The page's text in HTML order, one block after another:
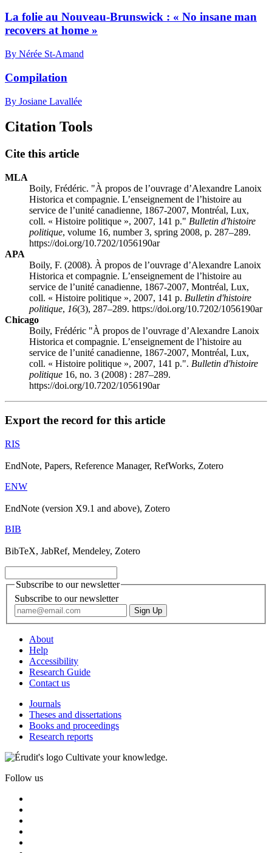
La folie au Nouveau-Brunswick : « No insane man
recovers at home »
By Nérée St-Amand
Compilation
By Josiane Lavallée
Citation Tools
Cite this article
MLA
Boily, Frédéric. "À propos de l’ouvrage d’Alexandre Lanoix
Historica et compagnie. L’enseignement de l’histoire au
service de l’unité canadienne, 1867-2007, Montréal, Lux,
coll. « Histoire politique », 2007, 141 p." Bulletin d'histoire
politique, volume 16, number 3, spring 2008, p. 287–289.
https://doi.org/10.7202/1056190ar
APA
Boily, F. (2008). À propos de l’ouvrage d’Alexandre Lanoix
Historica et compagnie. L’enseignement de l’histoire au
service de l’unité canadienne, 1867-2007, Montréal, Lux,
coll. « Histoire politique », 2007, 141 p. Bulletin d'histoire
politique, 16(3), 287–289. https://doi.org/10.7202/1056190ar
Chicago
Boily, Frédéric "À propos de l’ouvrage d’Alexandre Lanoix
Historica et compagnie. L’enseignement de l’histoire au
service de l’unité canadienne, 1867-2007, Montréal, Lux,
coll. « Histoire politique », 2007, 141 p.". Bulletin d'histoire
politique 16, no. 3 (2008) : 287–289.
https://doi.org/10.7202/1056190ar
Export the record for this article
RIS
EndNote, Papers, Reference Manager, RefWorks, Zotero
ENW
EndNote (version X9.1 and above), Zotero
BIB
BibTeX, JabRef, Mendeley, Zotero
Subscribe to our newsletter
Subscribe to our newsletter
About
Help
Accessibility
Research Guide
Contact us
Journals
Theses and dissertations
Books and proceedings
Research reports
Cultivate your knowledge.
Follow us